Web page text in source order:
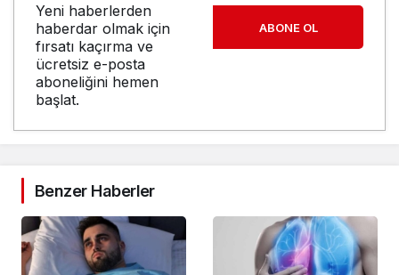
Yeni haberlerden
haberdar olmak için
fırsatı kaçırma ve
ücretsiz e-posta
aboneliğini hemen
başlat.
ABONE OL
Benzer Haberler